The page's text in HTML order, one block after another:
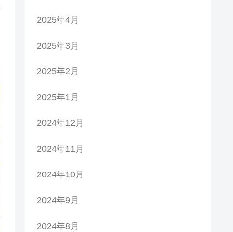
2025年4月
2025年3月
2025年2月
2025年1月
2024年12月
2024年11月
2024年10月
2024年9月
2024年8月